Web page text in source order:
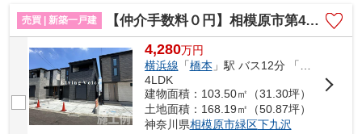
売買 | 新築一戸建
【仲介手数料０円】相模原市第4緑区下九沢 新築一戸建て 全4棟
4,280万円
横浜線 「橋本 」駅 バス12分 「内出（神奈川県）」 停歩4分
4LDK
建物面積：103.50㎡（31.30坪）
土地面積：168.19㎡（50.87坪）
神奈川県相模原市緑区下九沢